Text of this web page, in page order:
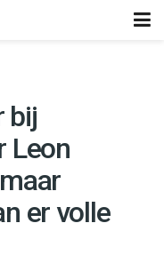
bij
Leon
er volle